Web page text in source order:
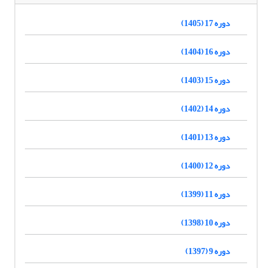
دوره 17 (1405)
دوره 16 (1404)
دوره 15 (1403)
دوره 14 (1402)
دوره 13 (1401)
دوره 12 (1400)
دوره 11 (1399)
دوره 10 (1398)
دوره 9 (1397)